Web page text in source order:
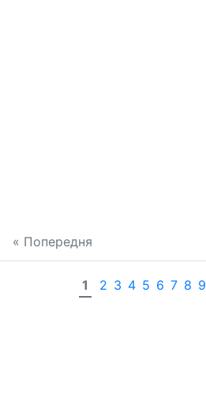
« Попередня
1 2 3 4 5 6 7 8 9